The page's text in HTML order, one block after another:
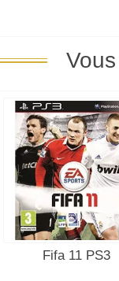
Fifa 11 PS3